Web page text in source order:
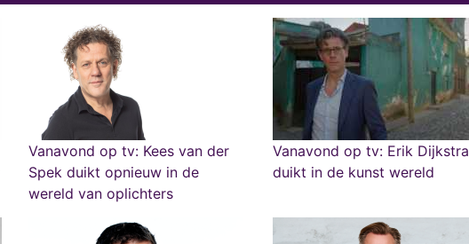
Vanavond op tv: Kees van der
Spek duikt opnieuw in de
wereld van oplichters
Vanavond op tv: Erik Dijkstra
duikt in de kunst wereld